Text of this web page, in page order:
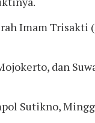
Imam Trisakti
dan
Sutikno,